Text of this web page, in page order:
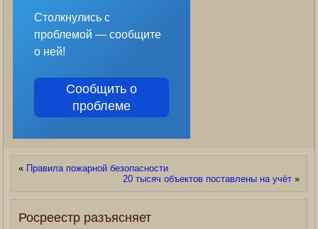
Столкнулись с
проблемой — сообщите
о ней!
Сообщить о
проблеме
« Правила пожарной безопасности
20 тысяч объектов поставлены на учёт»
Росреестр разъясняет